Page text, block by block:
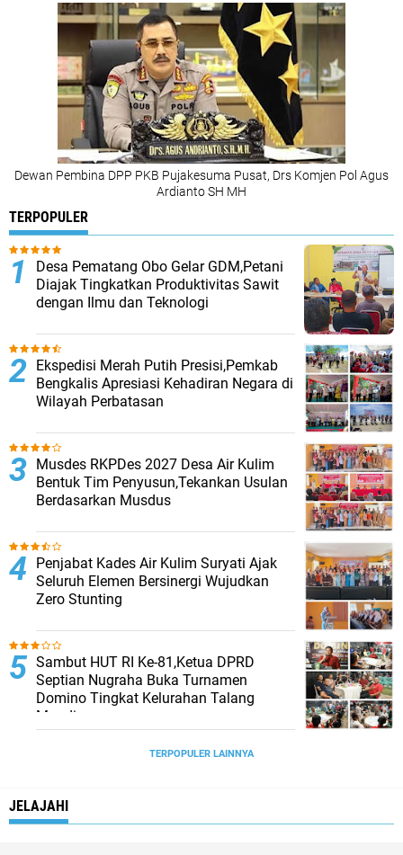
Dewan Pembina DPP PKB Pujakesuma Pusat, Drs Komjen Pol Agus
Ardianto SH MH
TERPOPULER
Desa Pematang Obo Gelar GDM,Petani
Diajak Tingkatkan Produktivitas Sawit
dengan Ilmu dan Teknologi
Ekspedisi Merah Putih Presisi,Pemkab
Bengkalis Apresiasi Kehadiran Negara di
Wilayah Perbatasan
Musdes RKPDes 2027 Desa Air Kulim
Bentuk Tim Penyusun,Tekankan Usulan
Berdasarkan Musdus
Penjabat Kades Air Kulim Suryati Ajak
Seluruh Elemen Bersinergi Wujudkan
Zero Stunting
Sambut HUT RI Ke-81,Ketua DPRD
Septian Nugraha Buka Turnamen
Domino Tingkat Kelurahan Talang
Mandi
TERPOPULER LAINNYA
JELAJAHI